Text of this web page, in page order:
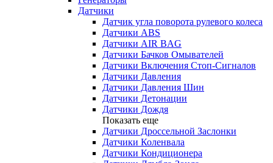
Датчики
Датчик угла поворота рулевого колеса
Датчики ABS
Датчики AIR BAG
Датчики Бачков Омывателей
Датчики Включения Стоп-Сигналов
Датчики Давления
Датчики Давления Шин
Датчики Детонации
Датчики Дождя
Показать еще
Датчики Дроссельной Заслонки
Датчики Коленвала
Датчики Кондиционера